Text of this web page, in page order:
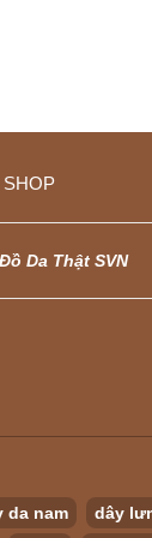
Da Thật SVN
da nam dây